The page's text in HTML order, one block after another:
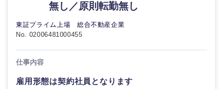
無し／原則転勤無し
東証プライム上場 総合不動産企業
No. 02006481000455
仕事内容
雇用形態は契約社員となります